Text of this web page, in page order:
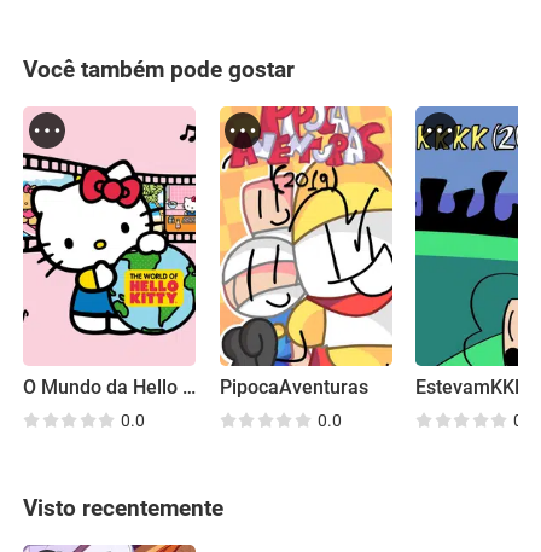
Você também pode gostar
O Mundo da Hello Kitty
0.0
PipocaAventuras
0.0
EstevamKKKK
0.0
Visto recentemente